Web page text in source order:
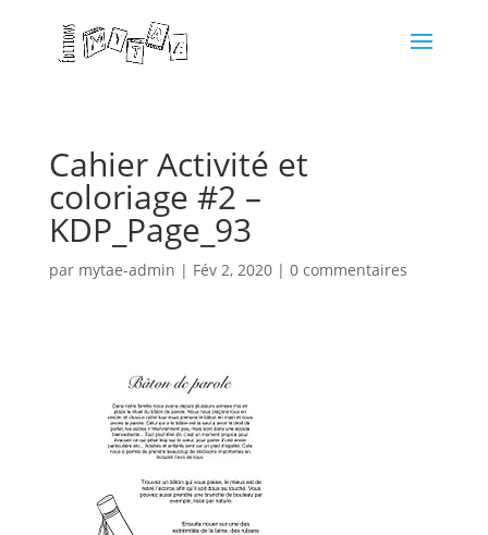
Cahier Activité et
coloriage #2 –
KDP_Page_93
par mytae-admin | Fév 2, 2020| 0 commentaires